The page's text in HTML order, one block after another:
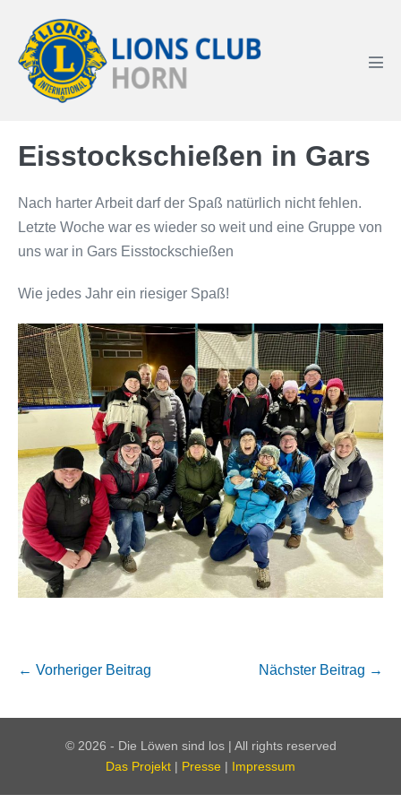
Inhalt
springen
Eisstockschießen in Gars
Nach harter Arbeit darf der Spaß natürlich nicht fehlen.
Letzte Woche war es wieder so weit und eine Gruppe von
uns war in Gars Eisstockschießen
Wie jedes Jahr ein riesiger Spaß!
Beitragsnavigation
← Vorheriger Beitrag Nächster Beitrag →
© 2026 - Die Löwen sind los | All rights reserved
Das Projekt | Presse | Impressum